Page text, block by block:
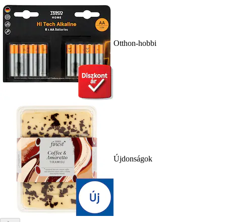
Otthon-hobbi
Újdonságok